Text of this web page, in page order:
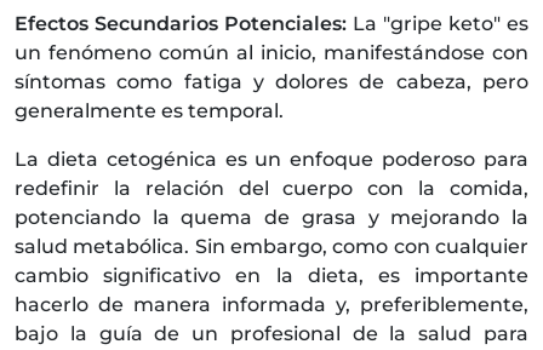
Efectos Secundarios Potenciales: La "gripe keto" es
un fenómeno común al inicio, manifestándose con
síntomas como fatiga y dolores de cabeza, pero
generalmente es temporal.
La dieta cetogénica es un enfoque poderoso para
redefinir la relación del cuerpo con la comida,
potenciando la quema de grasa y mejorando la
salud metabólica. Sin embargo, como con cualquier
cambio significativo en la dieta, es importante
hacerlo de manera informada y, preferiblemente,
bajo la guía de un profesional de la salud para